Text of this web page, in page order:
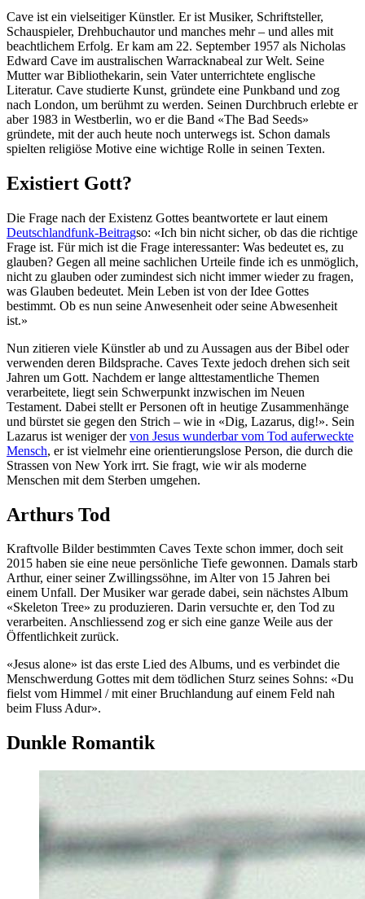
Cave ist ein vielseitiger Künstler. Er ist Musiker, Schriftsteller,
Schauspieler, Drehbuchautor und manches mehr – und alles mit
beachtlichem Erfolg. Er kam am 22. September 1957 als Nicholas
Edward Cave im australischen Warracknabeal zur Welt. Seine
Mutter war Bibliothekarin, sein Vater unterrichtete englische
Literatur. Cave studierte Kunst, gründete eine Punkband und zog
nach London, um berühmt zu werden. Seinen Durchbruch erlebte er
aber 1983 in Westberlin, wo er die Band «The Bad Seeds»
gründete, mit der auch heute noch unterwegs ist. Schon damals
spielten religiöse Motive eine wichtige Rolle in seinen Texten.
Existiert Gott?
Die Frage nach der Existenz Gottes beantwortete er laut einem
Deutschlandfunk-Beitragso: «Ich bin nicht sicher, ob das die richtige
Frage ist. Für mich ist die Frage interessanter: Was bedeutet es, zu
glauben? Gegen all meine sachlichen Urteile finde ich es unmöglich,
nicht zu glauben oder zumindest sich nicht immer wieder zu fragen,
was Glauben bedeutet. Mein Leben ist von der Idee Gottes
bestimmt. Ob es nun seine Anwesenheit oder seine Abwesenheit
ist.»
Nun zitieren viele Künstler ab und zu Aussagen aus der Bibel oder
verwenden deren Bildsprache. Caves Texte jedoch drehen sich seit
Jahren um Gott. Nachdem er lange alttestamentliche Themen
verarbeitete, liegt sein Schwerpunkt inzwischen im Neuen
Testament. Dabei stellt er Personen oft in heutige Zusammenhänge
und bürstet sie gegen den Strich – wie in «Dig, Lazarus, dig!». Sein
Lazarus ist weniger dervon Jesus wunderbar vom Tod auferweckte
Mensch, er ist vielmehr eine orientierungslose Person, die durch die
Strassen von New York irrt. Sie fragt, wie wir als moderne
Menschen mit dem Sterben umgehen.
Arthurs Tod
Kraftvolle Bilder bestimmten Caves Texte schon immer, doch seit
2015 haben sie eine neue persönliche Tiefe gewonnen. Damals starb
Arthur, einer seiner Zwillingssöhne, im Alter von 15 Jahren bei
einem Unfall. Der Musiker war gerade dabei, sein nächstes Album
«Skeleton Tree» zu produzieren. Darin versuchte er, den Tod zu
verarbeiten. Anschliessend zog er sich eine ganze Weile aus der
Öffentlichkeit zurück.
«Jesus alone» ist das erste Lied des Albums, und es verbindet die
Menschwerdung Gottes mit dem tödlichen Sturz seines Sohns: «Du
fielst vom Himmel / mit einer Bruchlandung auf einem Feld nah
beim Fluss Adur».
Dunkle Romantik